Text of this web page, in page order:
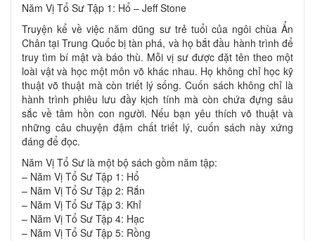
Năm Vị Tổ Sư Tập 1: Hổ – Jeff Stone
Truyện kể về việc năm dũng sư trẻ tuổi của ngôi chùa Ẩn
Chân tại Trung Quốc bị tàn phá, và họ bắt đầu hành trình để
truy tìm bí mật và báo thù. Mỗi vị sư được đặt tên theo một
loài vật và học một môn võ khác nhau. Họ không chỉ học kỹ
thuật võ thuật mà còn triết lý sống. Cuốn sách không chỉ là
hành trình phiêu lưu đầy kịch tính mà còn chứa đựng sâu
sắc về tâm hồn con người. Nếu bạn yêu thích võ thuật và
những câu chuyện đậm chất triết lý, cuốn sách này xứng
đáng để đọc.
Năm Vị Tổ Sư là một bộ sách gồm năm tập:
– Năm Vị Tổ Sư Tập 1: Hổ
– Năm Vị Tổ Sư Tập 2: Rắn
– Năm Vị Tổ Sư Tập 3: Khỉ
– Năm Vị Tổ Sư Tập 4: Hạc
– Năm Vị Tổ Sư Tập 5: Rồng